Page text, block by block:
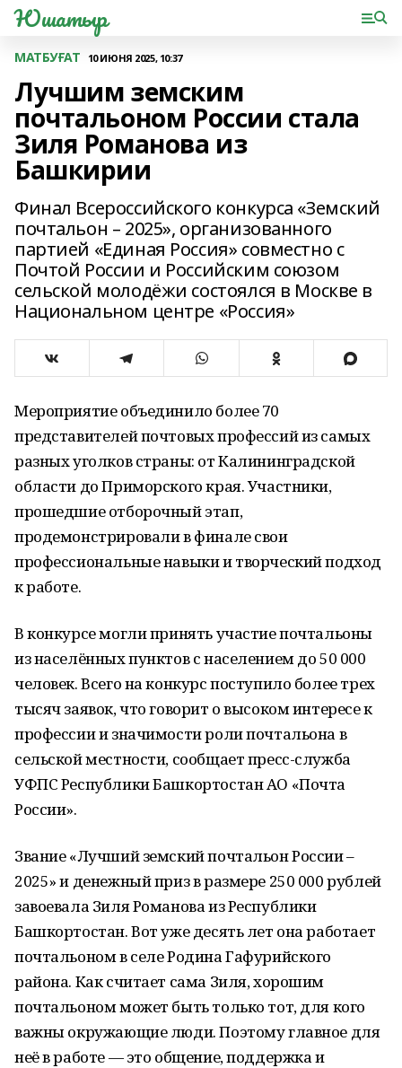
Юшатыр
МАТБУҒАТ 10 ИЮНЯ 2025, 10:37
Лучшим земским
почтальоном России стала
Зиля Романова из
Башкирии
Финал Всероссийского конкурса «Земский
почтальон – 2025», организованного
партией «Единая Россия» совместно с
Почтой России и Российским союзом
сельской молодёжи состоялся в Москве в
Национальном центре «Россия»
Мероприятие объединило более 70
представителей почтовых профессий из самых
разных уголков страны: от Калининградской
области до Приморского края. Участники,
прошедшие отборочный этап,
продемонстрировали в финале свои
профессиональные навыки и творческий подход
к работе.
В конкурсе могли принять участие почтальоны
из населённых пунктов с населением до 50 000
человек. Всего на конкурс поступило более трех
тысяч заявок, что говорит о высоком интересе к
профессии и значимости роли почтальона в
сельской местности, сообщает пресс-служба
УФПС Республики Башкортостан АО «Почта
России».
Звание «Лучший земский почтальон России –
2025» и денежный приз в размере 250 000 рублей
завоевала Зиля Романова из Республики
Башкортостан. Вот уже десять лет она работает
почтальоном в селе Родина Гафурийского
района. Как считает сама Зиля, хорошим
почтальоном может быть только тот, для кого
важны окружающие люди. Поэтому главное для
неё в работе — это общение, поддержка и